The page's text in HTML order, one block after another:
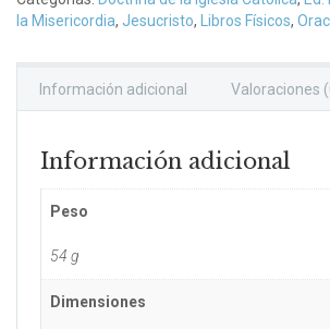
la Misericordia, Jesucristo, Libros Físicos,
Información adicional Valoraciones
Información adicional
Peso
54 g
Dimensiones